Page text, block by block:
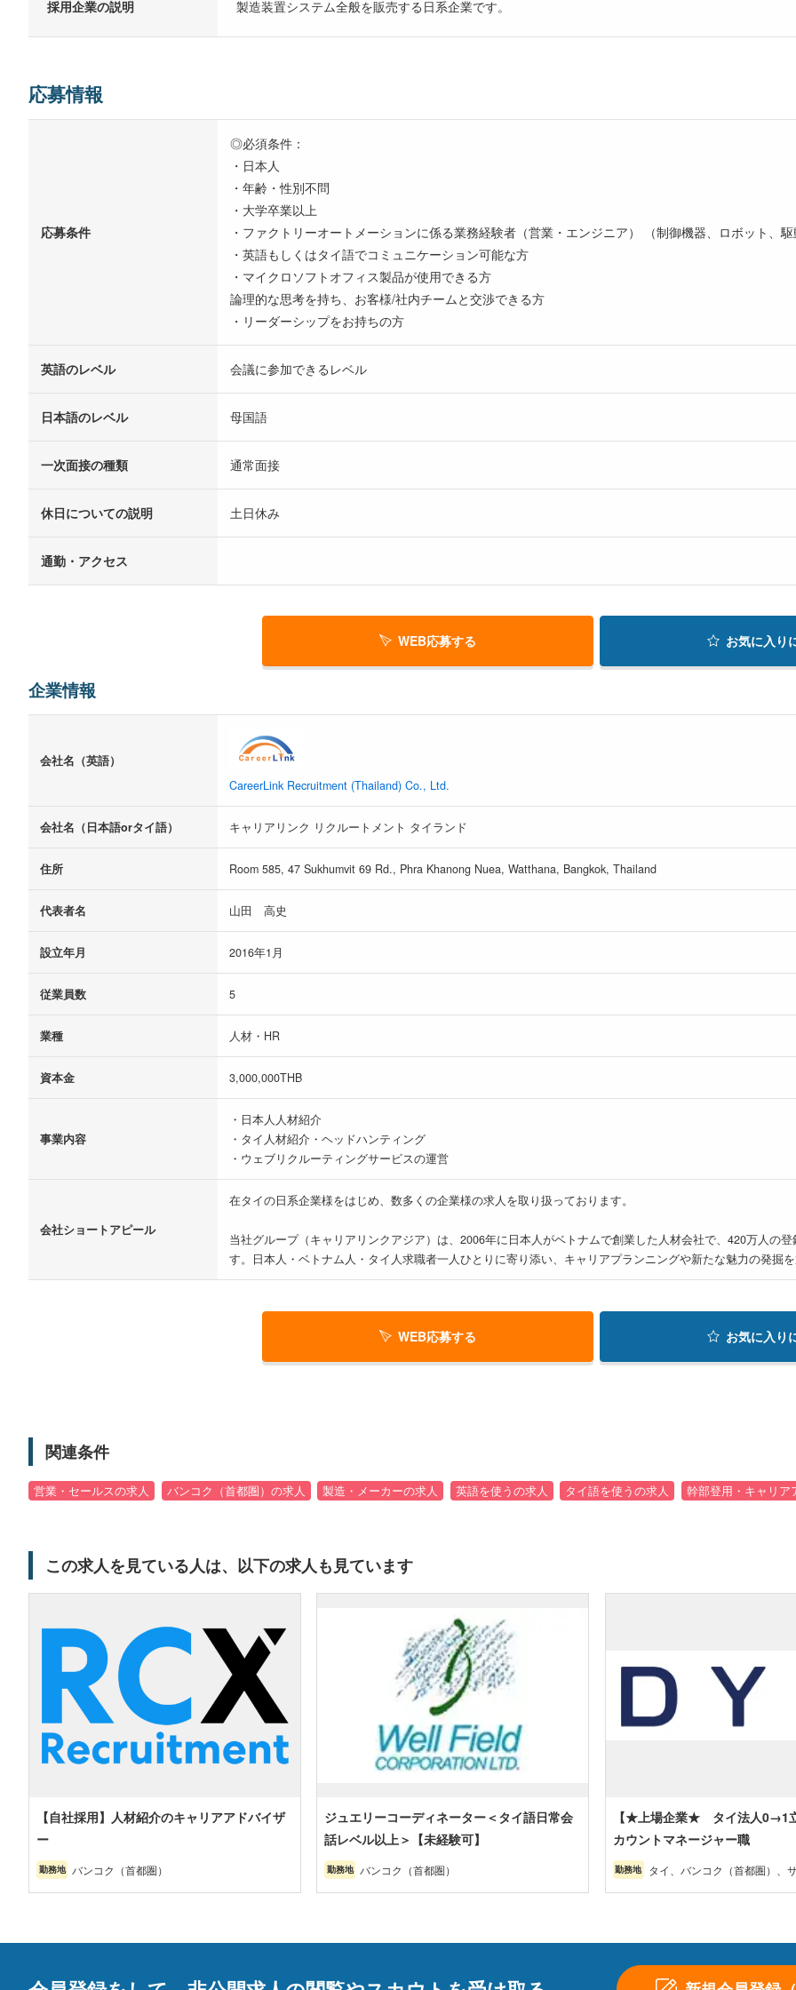
採用企業の説明 製造装置システム全般を販売する日系企業です。
応募情報
応募条件
◎必須条件：
・日本人
・年齢・性別不問
・大学卒業以上
・ファクトリーオートメーションに係る業務経験者（営業・エンジニア） （制御機器、ロボット、
・英語もしくはタイ語でコミュニケーション可能な方
・マイクロソフトオフィス製品が使用できる方
論理的な思考を持ち、お客様/社内チームと交渉できる方
・リーダーシップをお持ちの方
英語のレベル 会議に参加できるレベル
日本語のレベル 母国語
一次面接の種類 通常面接
休日についての説明 土日休み
通勤・アクセス
WEB応募する お気に入り
企業情報
会社名（英語）
CareerLink Recruitment (Thailand) Co., Ltd.
会社名（日本語orタイ語） キャリアリンク リクルートメント タイランド
住所 Room 585, 47 Sukhumvit 69 Rd., Phra Khanong Nuea, Watthana, Bangkok, Thailand
代表者名 山田 高史
設立年月 2016年1月
従業員数 5
業種 人材・HR
資本金 3,000,000THB
事業内容
・日本人人材紹介
・タイ人材紹介・ヘッドハンティング
・ウェブリクルーティングサービスの運営
会社ショートアピール
在タイの日系企業様をはじめ、数多くの企業様の求人を取り扱っております。
当社グループ（キャリアリンクアジア）は、2006年に日本人がベトナムで創業した人材会社で、420万人の
す。日本人・ベトナム人・タイ人求職者一人ひとりに寄り添い、キャリアプランニングや新たな魅力の発掘
WEB応募する お気に入り
関連条件
営業・セールスの求人 バンコク（首都圏）の求人 製造・メーカーの求人 英語を使うの求人 タイ語を使うの求人 幹部登用・キャリア
この求人を見ている人は、以下の求人も見ています
【自社採用】人材紹介のキャリアアドバイザ
ー
勤務地 バンコク（首都圏）
ジュエリーコーディネーター＜タイ語日常会
話レベル以上＞【未経験可】
勤務地 バンコク（首都圏）
【★上場企業★ タイ法人0→1
カウントマネージャー職
勤務地
タイ、バンコク（首都圏）、